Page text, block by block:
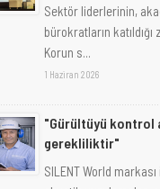
Sektör liderlerinin,
bürokratların
Korun s...
1 Haziran 2026
"Gürültüyü kontrol
gerekliliktir"
SILENT World